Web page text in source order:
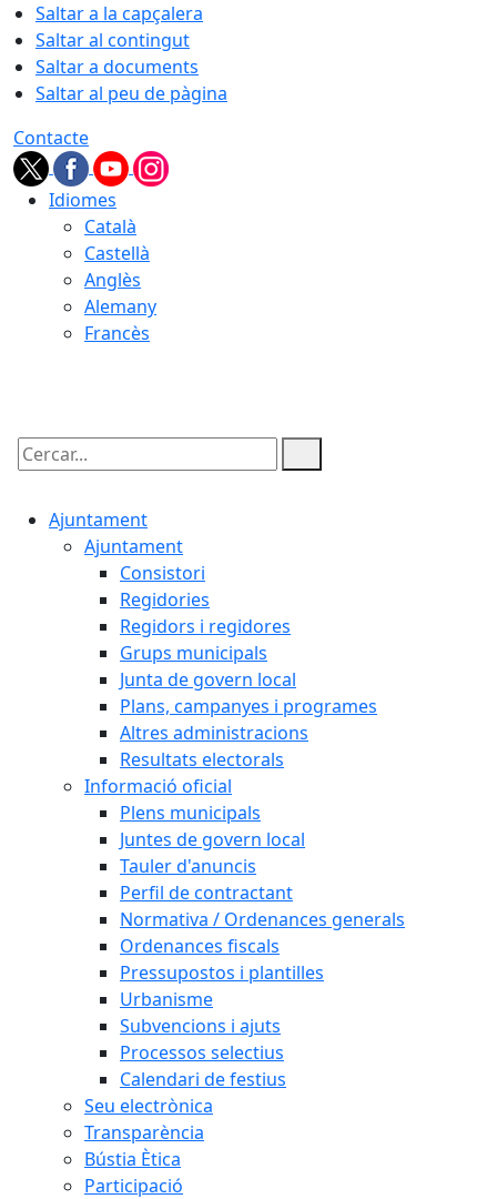
Saltar a la capçalera
Saltar al contingut
Saltar a documents
Saltar al peu de pàgina
Contacte
Idiomes
Català
Castellà
Anglès
Alemany
Francès
Cercar:
Ajuntament
Ajuntament
Consistori
Regidories
Regidors i regidores
Grups municipals
Junta de govern local
Plans, campanyes i programes
Altres administracions
Resultats electorals
Informació oficial
Plens municipals
Juntes de govern local
Tauler d'anuncis
Perfil de contractant
Normativa / Ordenances generals
Ordenances fiscals
Pressupostos i plantilles
Urbanisme
Subvencions i ajuts
Processos selectius
Calendari de festius
Seu electrònica
Transparència
Bústia Ètica
Participació